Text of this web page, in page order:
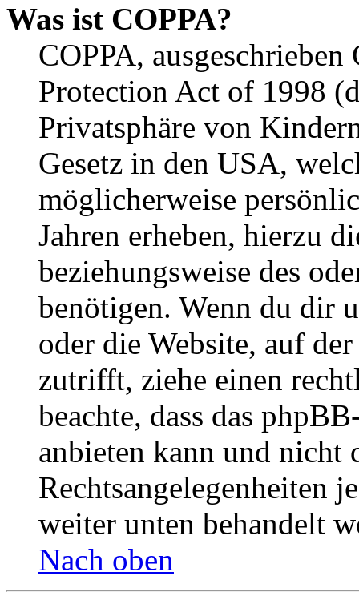
Was ist COPPA?
COPPA,
Protection Act of 1998
Privatsphäre von
Gesetz in den USA,
möglicherweise
Jahren erheben, hierzu
beziehungsweise des
benötigen. Wenn du dir
oder die Website, auf
zutrifft, ziehe einen
beachte, dass das
anbieten kann und nicht
Rechtsangelegenheiten
weiter unten behandelt
Nach oben